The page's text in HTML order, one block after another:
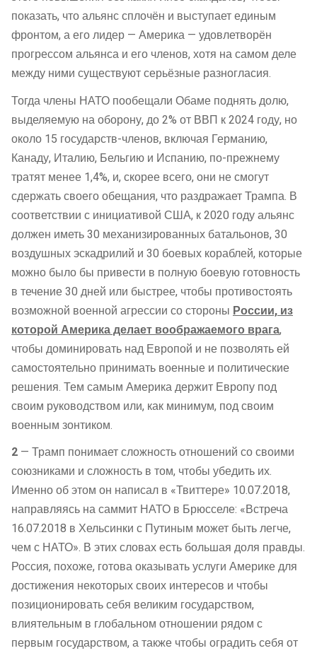
показать, что альянс сплочён и выступает единым
фронтом, а его лидер — Америка — удовлетворён
прогрессом альянса и его членов, хотя на самом деле
между ними существуют серьёзные разногласия.
Тогда члены НАТО пообещали Обаме поднять долю,
выделяемую на оборону, до 2% от ВВП к 2024 году, но
около 15 государств-членов, включая Германию,
Канаду, Италию, Бельгию и Испанию, по-прежнему
тратят менее 1,4%, и, скорее всего, они не смогут
сдержать своего обещания, что раздражает Трампа. В
соответствии с инициативой США, к 2020 году альянс
должен иметь 30 механизированных батальонов, 30
воздушных эскадрилий и 30 боевых кораблей, которые
можно было бы привести в полную боевую готовность
в течение 30 дней или быстрее, чтобы противостоять
возможной военной агрессии со стороны России, из
которой Америка делает воображаемого врага,
чтобы доминировать над Европой и не позволять ей
самостоятельно принимать военные и политические
решения. Тем самым Америка держит Европу под
своим руководством или, как минимум, под своим
военным зонтиком.
2 — Трамп понимает сложность отношений со своими
союзниками и сложность в том, чтобы убедить их.
Именно об этом он написал в «Твиттере» 10.07.2018,
направляясь на саммит НАТО в Брюсселе: «Встреча
16.07.2018 в Хельсинки с Путиным может быть легче,
чем с НАТО». В этих словах есть большая доля правды.
Россия, похоже, готова оказывать услуги Америке для
достижения некоторых своих интересов и чтобы
позиционировать себя великим государством,
влиятельным в глобальном отношении рядом с
первым государством, а также чтобы оградить себя от